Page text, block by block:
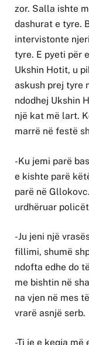
zor. Salla ishte
dashurat e tyre.
intervistonte
tyre. E pyeti për
Ukshin Hotit, u
askush prej tyre
ndodhej Ukshin
një kat më lart.
marrë në festë
-Ku jemi parë
e kishte parë
parë në
urdhëruar
-Ju jeni një
fillimi, shumë
ndofta edhe do
me bishtin në
na vjen në mes
vrarë asnjë serb.
-Ti je e keqja më